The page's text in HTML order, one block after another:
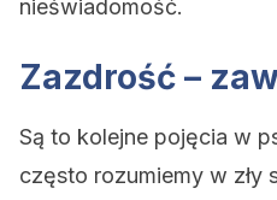
nieświadomość.
Zazdrość –
Są to kolejne pojęcia w
często rozumiemy w zły